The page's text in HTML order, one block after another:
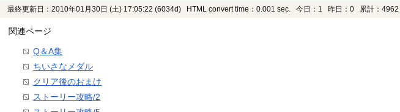
最終更新日：2010年01月30日 (土) 17:05:22 (6034d) HTML convert time：0.001 sec. 今日：1 昨日：0 累計：4962
関連ページ
Q＆A集
ちいさなメダル
クリア後のおまけ
ストーリー攻略/2